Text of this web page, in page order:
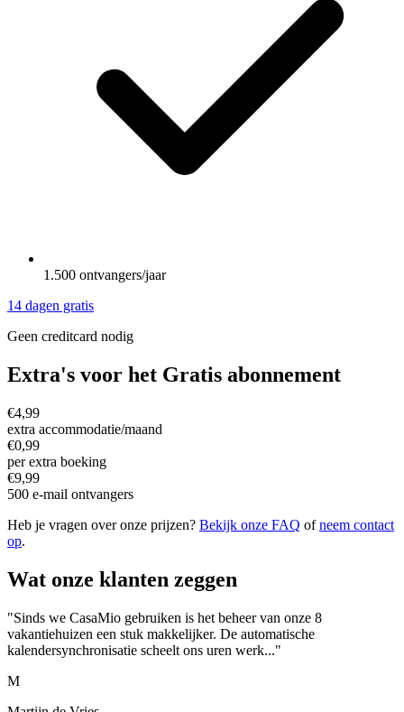
1.500 ontvangers/jaar
14 dagen gratis
Geen creditcard nodig
Extra's voor het Gratis abonnement
€4,99
extra accommodatie/maand
€0,99
per extra boeking
€9,99
500 e-mail ontvangers
Heb je vragen over onze prijzen? Bekijk onze FAQ ofneem contact
op.
Wat onze klanten zeggen
"Sinds we CasaMio gebruiken is het beheer van onze 8
vakantiehuizen een stuk makkelijker. De automatische
kalendersynchronisatie scheelt ons uren werk..."
M